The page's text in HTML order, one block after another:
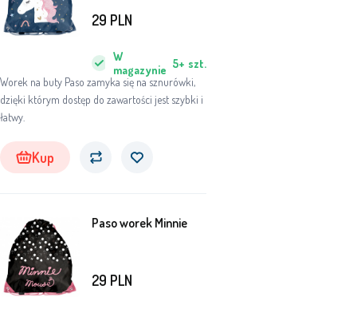
Worek na buty Paso zamyka się na sznurówki,
dzięki którym dostęp do zawartości jest szybki i
łatwy.
W
magazynie 5+ szt.
29 PLN
Kup
Paso worek Minnie
29 PLN